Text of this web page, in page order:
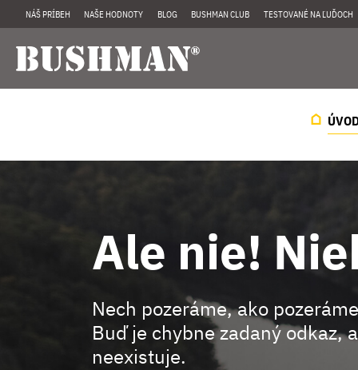
NÁŠ PRÍBEH NAŠE HODNOTY BLOG BUSHMAN CLUB TESTOVANÉ NA ĽUĎOCH
Ale nie!
Nech pozeráme, ako
Buď je chybne zadaný odkaz,
neexistuje.